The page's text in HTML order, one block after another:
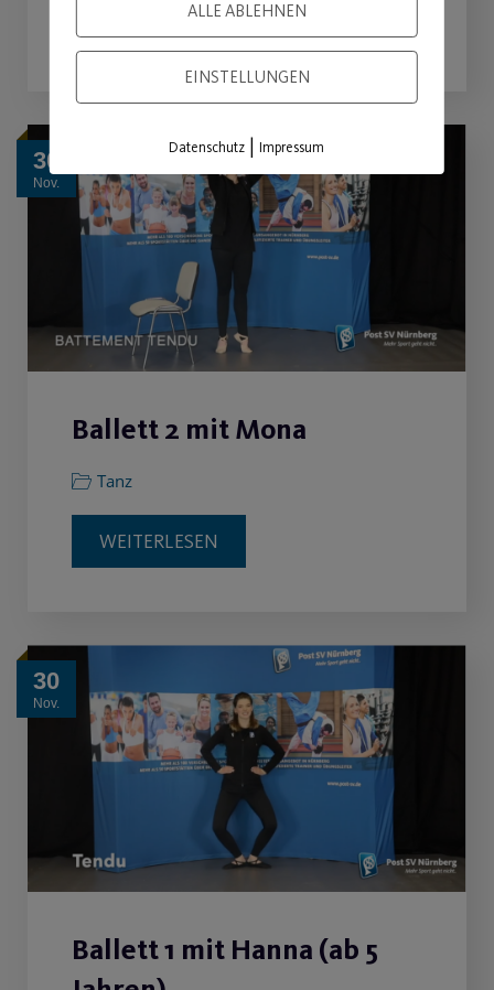
WEITERLESEN
30
Nov.
Ballett 2 mit Mona
Tanz
WEITERLESEN
30
Nov.
Ballett 1 mit Hanna (ab 5
ALLE ABLEHNEN
EINSTELLUNGEN
Datenschutz |Impressum